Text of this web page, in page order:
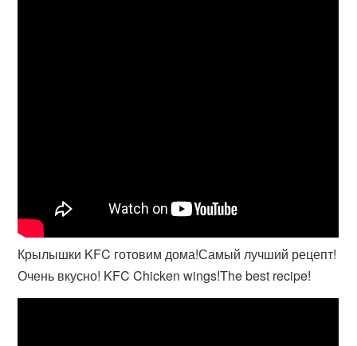
Крылышки KFC готовим дома!Самый лучший рецепт!
Очень вкусно! KFC Chicken wings!The best recipe!